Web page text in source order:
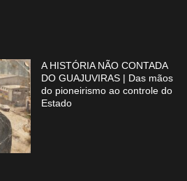
A HISTÓRIA NÃO CONTADA
DO GUAJUVIRAS | Das mãos
do pioneirismo ao controle do
Estado